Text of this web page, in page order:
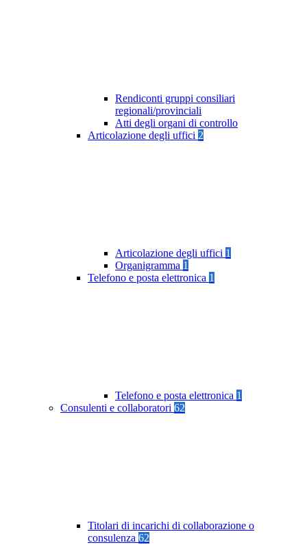
Rendiconti gruppi consiliari
regionali/provinciali
Atti degli organi di controllo
Articolazione degli uffici 2
Articolazione degli uffici 1
Organigramma 1
Telefono e posta elettronica 1
Telefono e posta elettronica 1
Consulenti e collaboratori 62
Titolari di incarichi di collaborazione o
consulenza 62